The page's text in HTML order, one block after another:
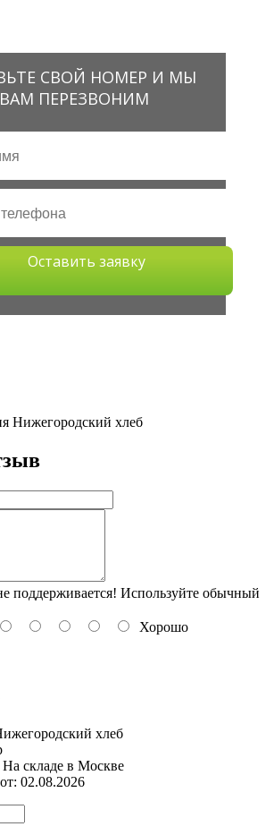
СВОЙ НОМЕР И МЫ
ВАМ ПЕРЕЗВОНИМ
Оставить заявку
Нижегородский хлеб
поддерживается! Используйте обычный
Хорошо
хлеб
На складе в Москве
02.08.2026